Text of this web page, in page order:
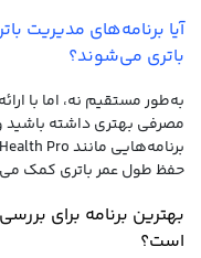
آیا برنامه‌های مدیریت
باتری می‌شوند؟
به‌طور مستقیم نه، اما با
مصرفی بهتری داشته باشید
حفظ طول عمر باتری کمک
بهترین برنامه برای
است؟